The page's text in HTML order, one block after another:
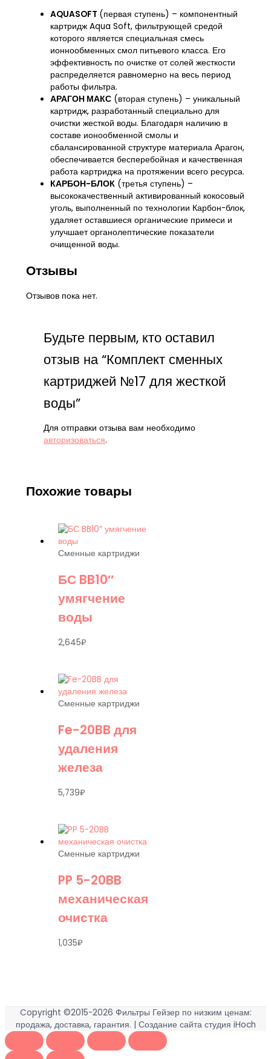
AQUASOFT (первая ступень) – компонентный
картридж Aqua Soft, фильтрующей средой
которого является специальная смесь
ионнообменных смол питьевого класса. Его
эффективность по очистке от солей жесткости
распределяется равномерно на весь период
работы фильтра.
АРАГОН МАКС(вторая ступень) – уникальный
картридж, разработанный специально для
очистки жесткой воды. Благодаря наличию в
составе ионообменной смолы и
сбалансированной структуре материала Арагон,
обеспечивается бесперебойная и качественная
работа картриджа на протяжении всего ресурса.
КАРБОН-БЛОК(третья ступень) –
высококачественный активированный кокосовый
уголь, выполненный по технологии Карбон-блок,
удаляет оставшиеся органические примеси и
улучшает органолептические показатели
очищенной воды.
Отзывы
Отзывов пока нет.
Будьте первым, кто оставил
отзыв на “Комплект сменных
картриджей №17 для жесткой
воды”
Для отправки отзыва вам необходимо
авторизоваться.
Похожие товары
Сменные картриджи
БС BB10″
умягчение
воды
2,645₽
Сменные картриджи
Fe-20BB для
удаления
железа
5,739₽
Сменные картриджи
PP 5-20BB
механическая
очистка
1,035₽
Copyright ©2015-2026 Фильтры Гейзер по низким ценам:
продажа, доставка, гарантия. | Создание сайта студия iHoch